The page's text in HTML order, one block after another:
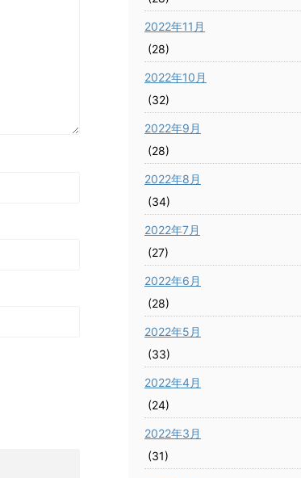
2022年11月
(28)
2022年10月
(32)
2022年9月
(28)
2022年8月
(34)
2022年7月
(27)
2022年6月
(28)
2022年5月
(33)
2022年4月
(24)
2022年3月
(31)